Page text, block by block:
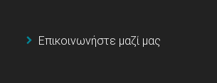
Επικοινωνήστε μαζί μας